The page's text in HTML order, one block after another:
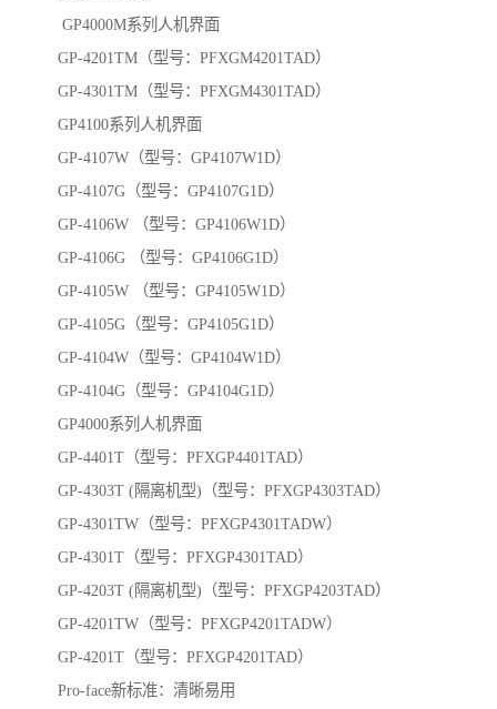
GP4000M系列人机界面
GP-4201TM（型号：PFXGM4201TAD）
GP-4301TM（型号：PFXGM4301TAD）
GP4100系列人机界面
GP-4107W（型号：GP4107W1D）
GP-4107G（型号：GP4107G1D）
GP-4106W （型号：GP4106W1D）
GP-4106G （型号：GP4106G1D）
GP-4105W （型号：GP4105W1D）
GP-4105G（型号：GP4105G1D）
GP-4104W（型号：GP4104W1D）
GP-4104G（型号：GP4104G1D）
GP4000系列人机界面
GP-4401T（型号：PFXGP4401TAD）
GP-4303T (隔离机型)（型号：PFXGP4303TAD）
GP-4301TW（型号：PFXGP4301TADW）
GP-4301T（型号：PFXGP4301TAD）
GP-4203T (隔离机型)（型号：PFXGP4203TAD）
GP-4201TW（型号：PFXGP4201TADW）
GP-4201T（型号：PFXGP4201TAD）
Pro-face新标准：清晰易用